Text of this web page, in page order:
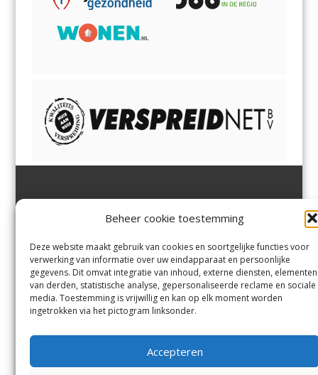
Beheer cookie toestemming
Deze website maakt gebruik van cookies en soortgelijke functies voor
verwerking van informatie over uw eindapparaat en persoonlijke
gegevens. Dit omvat integratie van inhoud, externe diensten, elementen
van derden, statistische analyse, gepersonaliseerde reclame en sociale
media. Toestemming is vrijwillig en kan op elk moment worden
ingetrokken via het pictogram linksonder.
Accepteren
Margadantstraat 34
0255-533900
info@jutter.nlofinfo@hofgee
st.nl
Velserbroek,Velsen-Zuid,
Zuid,Driehuisen
Spaarnwoude.
Contact
Andere uitgaven
Voorwaarden